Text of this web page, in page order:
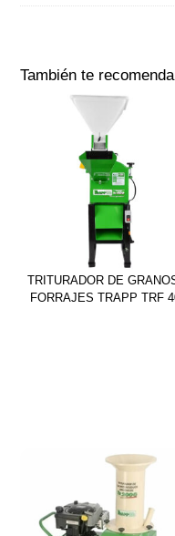
También te
TRITURADOR DE
FORRAJES TRAPP TRF